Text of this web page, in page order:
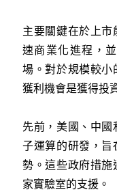
主要關鍵在於上市
速商業化進程，
場。對於規模較小
獲利機會是獲得投
先前，美國、中
子運算的研發，旨
勢。這些政府措施
家實驗室的支援。